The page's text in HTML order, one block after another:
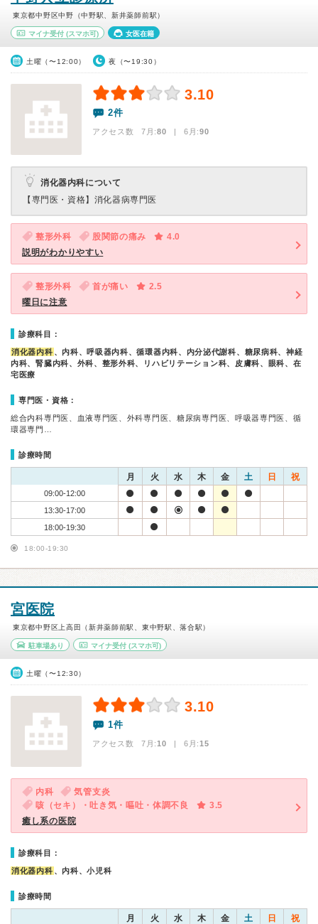
東京都中野区中野（中野駅、新井薬師前駅）
マイナ受付 (スマホ可) 女医在籍
土曜（〜12:00） 夜（〜19:30）
3.10
2件
アクセス数 7月:80 | 6月:90
消化器内科について
【専門医・資格】 消化器病専門医
整形外科 股関節の痛み
4.0
説明がわかりやすい
整形外科 首が痛い
2.5
曜日に注意
診療科目：
消化器内科 、内科、呼吸器内科、循環器内科、内分泌代謝科、糖尿病科、神経
内科、腎臓内科、外科、整形外科、リハビリテーション科、皮膚科、眼科、在
宅医療
専門医・資格：
総合内科専門医、血液専門医、外科専門医、糖尿病専門医、呼吸器専門医、循
環器専門…
診療時間
月 火 水 木 金 土 日 祝
09:00-12:00
13:30-17:00
18:00-19:30
18:00-19:30
宮医院
東京都中野区上高田（新井薬師前駅、東中野駅、落合駅）
駐車場あり マイナ受付(スマホ可)
土曜（〜12:30）
3.10
1件
アクセス数 7月:10 | 6月:15
内科
気管支炎
咳（セキ）・吐き気・嘔吐・体調不良
3.5
癒し系の医院
診療科目：
消化器内科 、内科、小児科
診療時間
月 火 水 木 金 土 日 祝